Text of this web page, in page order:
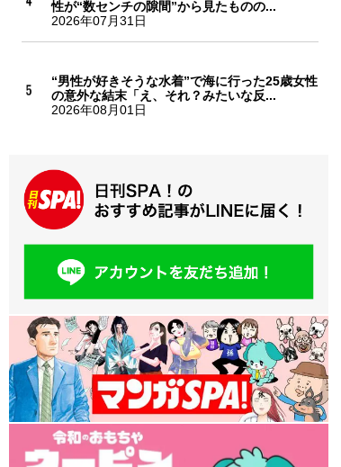
性が“数センチの隙間”から見たものの...
2026年07月31日
“男性が好きそうな水着”で海に行った25歳女性
の意外な結末「え、それ？みたいな反...
2026年08月01日